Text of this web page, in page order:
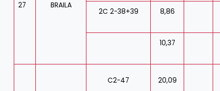
27 BRAILA
2C 2-38+39 8,86
10,37
C2-47 20,09